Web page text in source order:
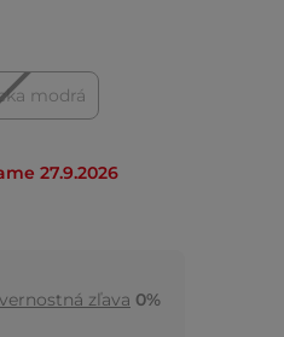
modrá
27.9.2026
zľava 0%